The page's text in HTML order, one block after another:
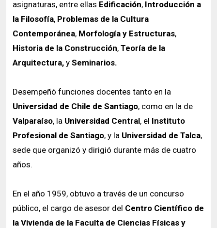
asignaturas, entre ellas Edificación, Introducción a
la Filosofía, Problemas de la Cultura
Contemporánea, Morfología y Estructuras,
Historia de la Construcción,Teoría de la
Arquitectura, y Seminarios.
Desempeñó funciones docentes tanto en la
Universidad de Chile de Santiago, como en la de
Valparaíso, la Universidad Central, el Instituto
Profesional de Santiago, y la Universidad de Talca,
sede que organizó y dirigió durante más de cuatro
años.
En el año 1959, obtuvo a través de un concurso
público, el cargo de asesor del Centro Científico de
la Vivienda de la Faculta de Ciencias Físicas y